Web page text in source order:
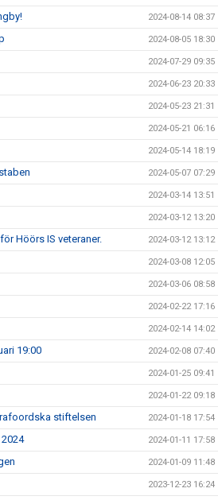
2024-08-14 08:37
2024-08-05 18:30
2024-07-29 09:35
2024-06-23 20:33
2024-05-23 21:31
2024-05-21 06:16
2024-05-14 18:19
2024-05-07 07:29
2024-03-14 13:51
2024-03-12 13:20
Höörs IS veteraner. 2024-03-12 13:12
2024-03-08 12:05
2024-03-06 08:58
2024-02-22 17:16
2024-02-14 14:02
19:00 2024-02-08 07:40
2024-01-25 09:41
2024-01-22 09:18
stiftelsen 2024-01-18 17:54
2024-01-11 17:58
2024-01-09 11:48
2023-12-23 16:24